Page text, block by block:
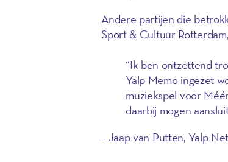
Andere partijen die
Sport & Cultuur
“Ik ben ontzettend
Yalp Memo ingezet
muziekspel voor
daarbij mogen
– Jaap van Putten, Yalp